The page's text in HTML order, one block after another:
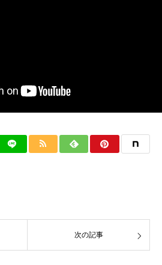
次の記事